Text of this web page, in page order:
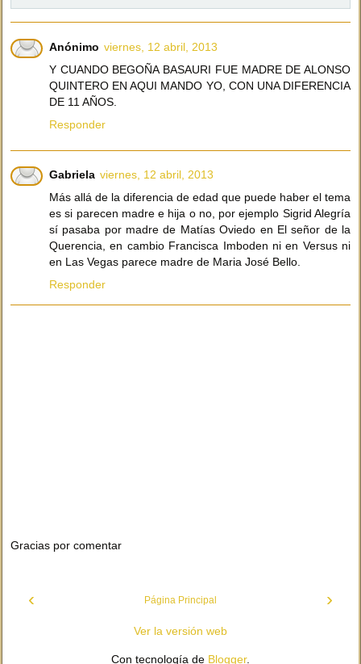
Anónimo viernes, 12 abril, 2013
Y CUANDO BEGOÑA BASAURI FUE MADRE DE ALONSO
QUINTERO EN AQUI MANDO YO, CON UNA DIFERENCIA
DE 11 AÑOS.
Responder
Gabriela viernes, 12 abril, 2013
Más allá de la diferencia de edad que puede haber el tema
es si parecen madre e hija o no, por ejemplo Sigrid Alegría
sí pasaba por madre de Matías Oviedo en El señor de la
Querencia, en cambio Francisca Imboden ni en Versus ni
en Las Vegas parece madre de Maria José Bello.
Responder
Gracias por comentar
‹ ›
Página Principal
Ver la versión web
Con tecnología de Blogger.